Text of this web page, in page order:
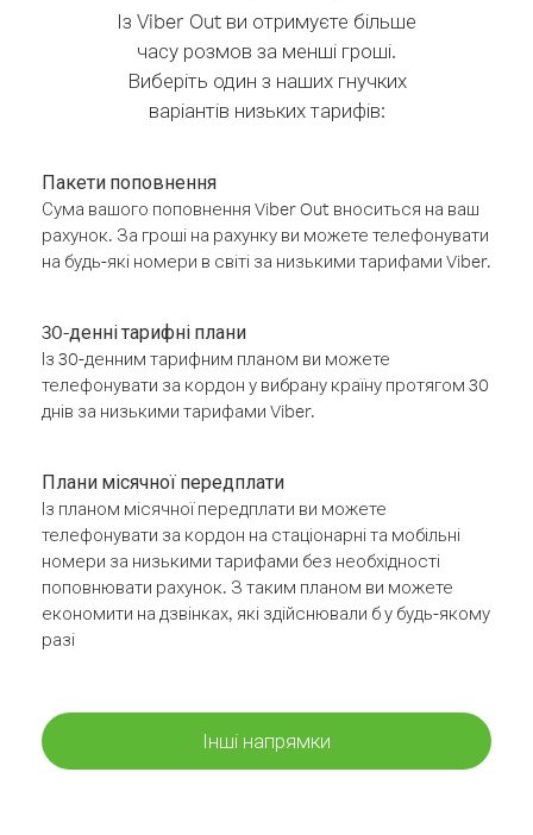
Із Viber Out ви отримуєте більше
часу розмов за менші гроші.
Виберіть один з наших гнучких
варіантів низьких тарифів:
Пакети поповнення
Сума вашого поповнення Viber Out вноситься на ваш
рахунок. За гроші на рахунку ви можете телефонувати
на будь-які номери в світі за низькими тарифами Viber.
30-денні тарифні плани
Із 30-денним тарифним планом ви можете
телефонувати за кордон у вибрану країну протягом 30
днів за низькими тарифами Viber.
Плани місячної передплати
Із планом місячної передплати ви можете
телефонувати за кордон на стаціонарні та мобільні
номери за низькими тарифами без необхідності
поповнювати рахунок. З таким планом ви можете
економити на дзвінках, які здійснювали б у будь-якому
разі
Інші напрямки